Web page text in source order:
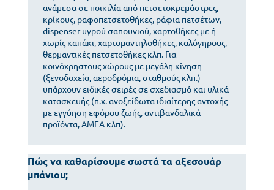
ανάμεσα σε ποικιλία από πετσετοκρεμάστρες,
κρίκους, ραφοπετσετοθήκες, ράφια πετσέτων,
dispenser υγρού σαπουνιού, χαρτοθήκες με ή
χωρίς καπάκι, χαρτομαντηλοθήκες, καλόγηρους,
θερμαντικές πετσετοθήκες κλπ. Για
κοινόχρηστους χώρους με μεγάλη κίνηση
(ξενοδοχεία, αεροδρόμια, σταθμούς κλπ.)
υπάρχουν ειδικές σειρές σε σχεδιασμό και υλικά
κατασκευής (π.χ. ανοξείδωτα ιδιαίτερης αντοχής
με εγγύηση εφόρου ζωής, αντιβανδαλικά
προϊόντα, ΑΜΕΑ κλπ).
Πώς να καθαρίσουμε σωστά τα αξεσουάρ
μπάνιου;